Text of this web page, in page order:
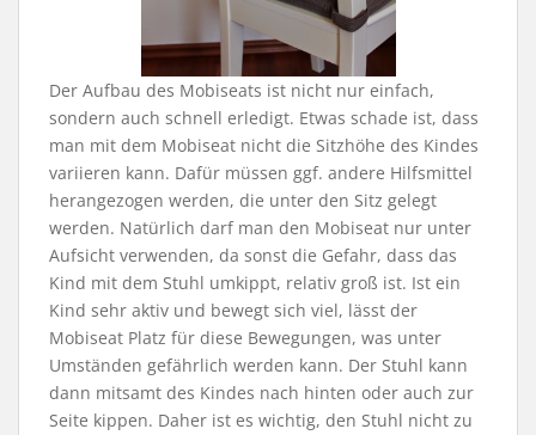
Der Aufbau des Mobiseats ist nicht nur einfach,
sondern auch schnell erledigt. Etwas schade ist, dass
man mit dem Mobiseat nicht die Sitzhöhe des Kindes
variieren kann. Dafür müssen ggf. andere Hilfsmittel
herangezogen werden, die unter den Sitz gelegt
werden. Natürlich darf man den Mobiseat nur unter
Aufsicht verwenden, da sonst die Gefahr, dass das
Kind mit dem Stuhl umkippt, relativ groß ist. Ist ein
Kind sehr aktiv und bewegt sich viel, lässt der
Mobiseat Platz für diese Bewegungen, was unter
Umständen gefährlich werden kann. Der Stuhl kann
dann mitsamt des Kindes nach hinten oder auch zur
Seite kippen. Daher ist es wichtig, den Stuhl nicht zu